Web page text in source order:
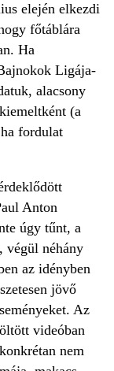
elején elkezdi
főtáblára
Ha
Ligája-
alacsony
(a
fordulat
Anton
úgy tűnt, a
végül néhány
az idényben
jövő
Az
videóban
nem